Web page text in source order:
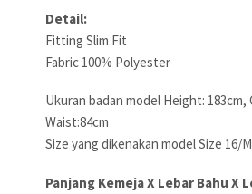
Detail:
Fitting Slim Fit
Fabric 100% Polyester
Ukuran badan model Height: 183cm,
Waist:84cm
Size yang dikenakan model Size 16/M
Panjang Kemeja X Lebar Bahu X